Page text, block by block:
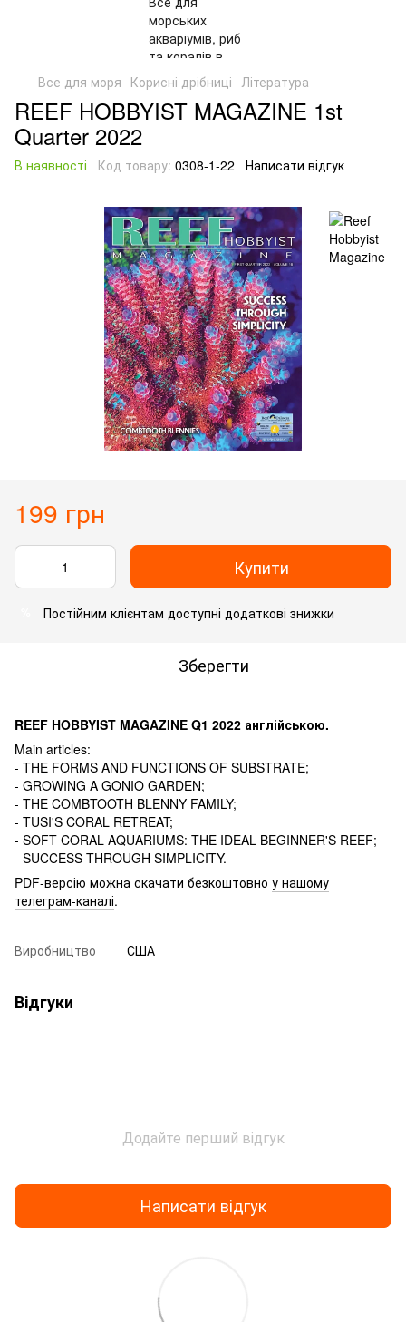
Все для моря Корисні дрібниці Література
REEF HOBBYIST MAGAZINE 1st
Quarter 2022
В наявності Код товару: 0308-1-22 Написати відгук
199 грн
Купити
Постійним клієнтам доступні додаткові знижки
Зберегти
REEF HOBBYIST MAGAZINE Q1 2022 англійською.
Main articles:
- THE FORMS AND FUNCTIONS OF SUBSTRATE;
- GROWING A GONIO GARDEN;
- THE COMBTOOTH BLENNY FAMILY;
- TUSI'S CORAL RETREAT;
- SOFT CORAL AQUARIUMS: THE IDEAL BEGINNER'S REEF;
- SUCCESS THROUGH SIMPLICITY.
PDF-версію можна скачати безкоштовно у нашому
телеграм-каналі.
Виробництво США
Відгуки
Додайте перший відгук
Написати відгук